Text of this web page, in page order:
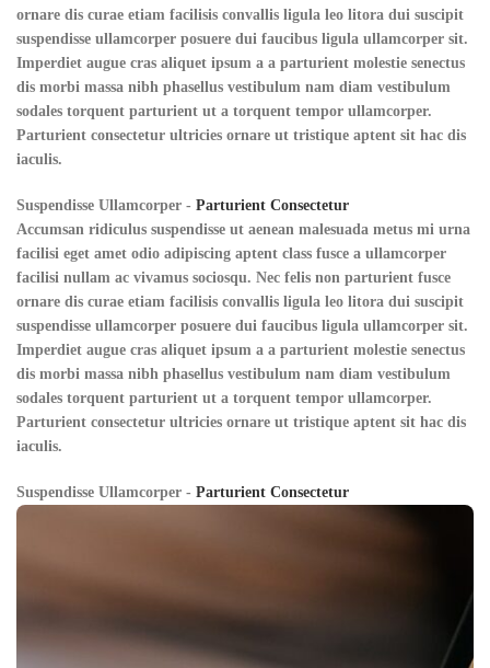
ornare dis curae etiam facilisis convallis ligula leo litora dui suscipit
suspendisse ullamcorper posuere dui faucibus ligula ullamcorper sit.
Imperdiet augue cras aliquet ipsum a a parturient molestie senectus
dis morbi massa nibh phasellus vestibulum nam diam vestibulum
sodales torquent parturient ut a torquent tempor ullamcorper.
Parturient consectetur ultricies ornare ut tristique aptent sit hac dis
iaculis.
Suspendisse Ullamcorper - Parturient Consectetur
Accumsan ridiculus suspendisse ut aenean malesuada metus mi urna
facilisi eget amet odio adipiscing aptent class fusce a ullamcorper
facilisi nullam ac vivamus sociosqu. Nec felis non parturient fusce
ornare dis curae etiam facilisis convallis ligula leo litora dui suscipit
suspendisse ullamcorper posuere dui faucibus ligula ullamcorper sit.
Imperdiet augue cras aliquet ipsum a a parturient molestie senectus
dis morbi massa nibh phasellus vestibulum nam diam vestibulum
sodales torquent parturient ut a torquent tempor ullamcorper.
Parturient consectetur ultricies ornare ut tristique aptent sit hac dis
iaculis.
Suspendisse Ullamcorper - Parturient Consectetur